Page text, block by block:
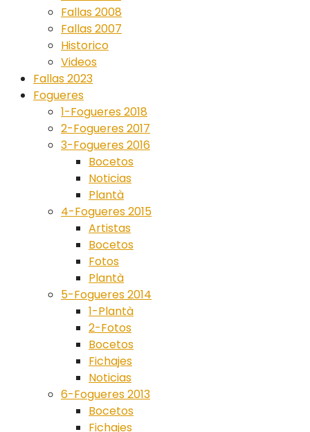
Fallas 2008
Fallas 2007
Historico
Videos
Fallas 2023
Fogueres
1-Fogueres 2018
2-Fogueres 2017
3-Fogueres 2016
Bocetos
Noticias
Plantà
4-Fogueres 2015
Artistas
Bocetos
Fotos
Plantà
5-Fogueres 2014
1-Plantà
2-Fotos
Bocetos
Fichajes
Noticias
6-Fogueres 2013
Bocetos
Fichajes